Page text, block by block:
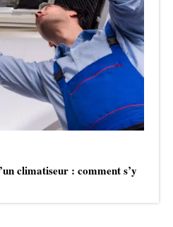
climatiseur : comment s’y